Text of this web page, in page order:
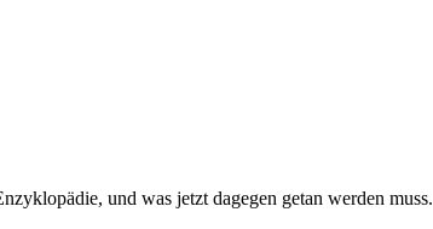
und was jetzt da­gegen getan werden muss.